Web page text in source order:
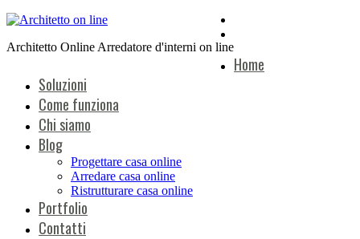
Architetto Online Arredatore d'interni on line
Home
Soluzioni
Come funziona
Chi siamo
Blog
Progettare casa online
Arredare casa online
Ristrutturare casa online
Portfolio
Contatti